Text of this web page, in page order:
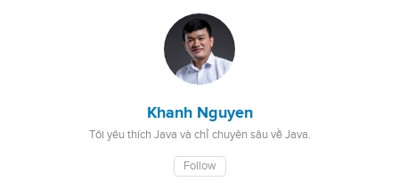
Khanh Nguyen
Tôi yêu thích Java và chỉ chuyên sâu về Java.
Follow